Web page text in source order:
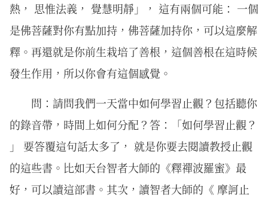
熱， 思惟法義， 覺慧明靜」， 這有兩個可能： 一個
是佛菩薩對你有點加持，佛菩薩加持你，可以這麼解
釋。再還就是你前生栽培了善根，這個善根在這時候
發生作用，所以你會有這個感覺。
問：請問我們一天當中如何學習止觀？包括聽你
的錄音帶，時間上如何分配？答：「如何學習止觀？
」 要答覆這句話太多了， 就是你要去閱讀教授止觀
的這些書。比如天台智者大師的《釋禪波羅蜜》最
好，可以讀這部書。其次，讀智者大師的《 摩訶止